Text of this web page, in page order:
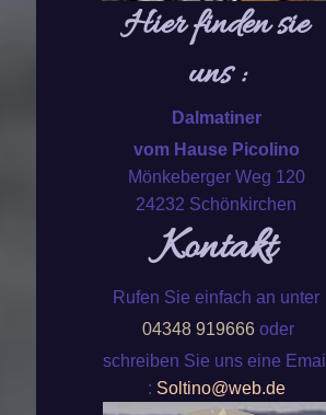
Hier finden sie
uns :
Dalmatiner
vom Hause Picolino
Mönkeberger Weg 120
24232 Schönkirchen
Kontakt
Rufen Sie einfach an unter
04348 919666 oder
schreiben Sie uns eine Email
: Soltino@web.de